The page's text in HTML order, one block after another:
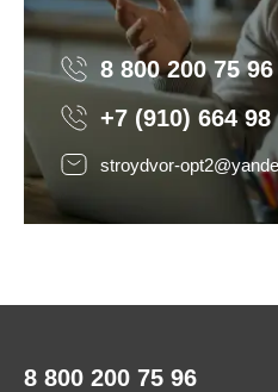
8 800 200 75 96
+7 (910) 664 98
stroydvor-
8 800 200 75 96